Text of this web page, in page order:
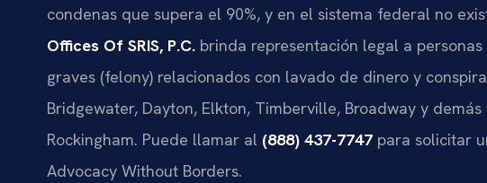
condenas que supera el 90%, y en el sistema federal no
Offices Of SRIS, P.C. brinda representación legal a
graves (felony) relacionados con lavado de dinero y
Bridgewater, Dayton, Elkton, Timberville, Broadway y
Rockingham. Puede llamar al (888) 437-7747 para solicitar
Advocacy Without Borders.